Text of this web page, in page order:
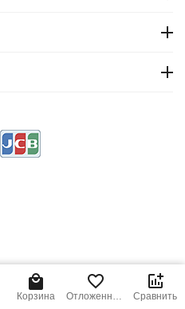
Корзина
Отложенные
Сравнить